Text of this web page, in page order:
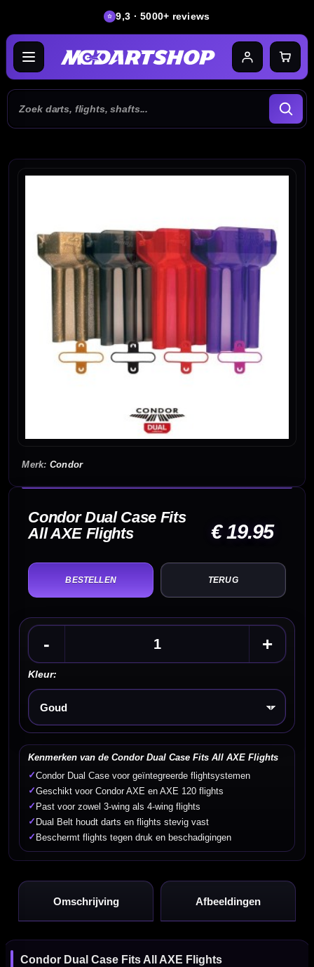
9,3 · 5000+ reviews
Condor
Condor Dual Case Fits
All AXE Flights
€ 19.95
TERUG
- +
Kleur:
Kies een optie
Kenmerken van de Condor Dual Case Fits All AXE Flights
✓Condor Dual Case voor geïntegreerde flightsystemen
✓Geschikt voor Condor AXE en AXE 120 flights
✓ Past voor zowel 3-wing als 4-wing flights
✓ Dual Belt houdt darts en flights stevig vast
✓ Beschermt flights tegen druk en beschadigingen
Omschrijving Afbeeldingen
Condor Dual Case Fits All AXE Flights